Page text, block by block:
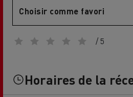
Choisir comme favori
/ 5
Horaires de la